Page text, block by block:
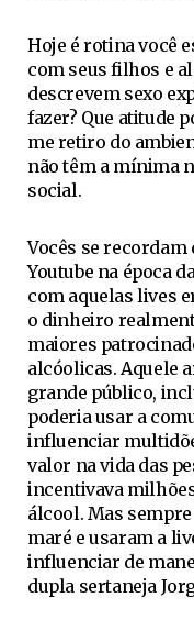
Hoje é rotina você
com seus filhos e
descrevem sexo
fazer? Que atitude
me retiro do
não têm a mínima
social.
Vocês se recordam
Youtube na época
com aquelas lives
o dinheiro
maiores
alcóolicas. Aquele
grande público,
poderia usar a
influenciar
valor na vida das
incentivava
álcool. Mas
maré e usaram a
influenciar de
dupla sertaneja